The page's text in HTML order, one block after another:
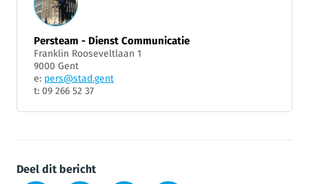
Persteam - Dienst Communicatie
Franklin Rooseveltlaan 1
9000 Gent
e: pers@stad.gent
t: 09 266 52 37
Deel dit bericht